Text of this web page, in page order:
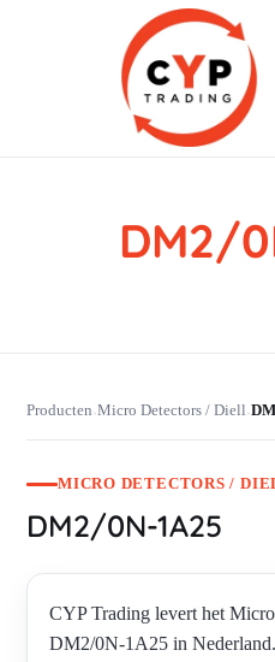
CYP Trading
Professionelle Ersatzteilbeschaffung
DM2/
Producten›Micro Detectors / Diell›
MICRO DETECTORS /
DM2/0N-1A25
CYP Trading levert het
DM2/0N-1A25 in